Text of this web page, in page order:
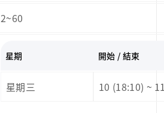
2~60
星期 開始 / 結束
星期三 10 (18:10) ~